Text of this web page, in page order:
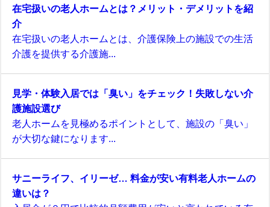
在宅扱いの老人ホームとは？メリット・デメリットを紹
介
在宅扱いの老人ホームとは、介護保険上の施設での生活
介護を提供する介護施...
見学・体験入居では「臭い」をチェック！失敗しない介
護施設選び
老人ホームを見極めるポイントとして、施設の「臭い」
が大切な鍵になります...
サニーライフ、イリーゼ… 料金が安い有料老人ホームの
違いは？